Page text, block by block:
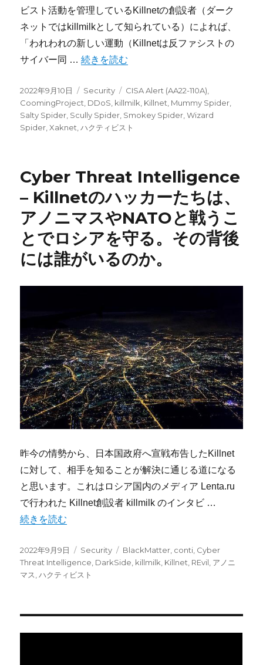
ビスト活動を管理しているKillnetの創設者（ダーク
ネットではkillmilkとして知られている）によれば、
「われわれの新しい運動（Killnetは反ファシストの
サイバー同 …“日本政府に宣戦布告したKillnetについて”
続きを読む
投
稿
日:
2022年9月10日
カ
テ
ゴ
リ
Security
タ
グ
CISA Alert (AA22-110A)
CoomingProject DDoS killmilk Killnet Mummy Spider
Salty Spider Scully Spider Smokey Spider ,Wizard
Spider ,Xaknet ,ハクティビスト
Cyber Threat Intelligence
– Killnetのハッカーたちは、
アノニマスやNATOと戦うこ
とでロシアを守る。その背後
には誰がいるのか。
昨今の情勢から、日本国政府へ宣戦布告したKillnet
に対して、相手を知ることが解決に通じる道になる
と思います。これはロシア国内のメディア Lenta.ru
で行われた Killnet創設者 killmilk のインタビ …
“Cyber Threat Intelligence – Killnetのハッカーたちは、
続きを読む
投
稿
日:
2022年9月9日
カ
テ
ゴ
Security
タ
グ
BlackMatter, conti, Cyber
Threat Intelligence, DarkSide, killmilk, Killnet, REvil, アノニ
マス,ハクティビスト